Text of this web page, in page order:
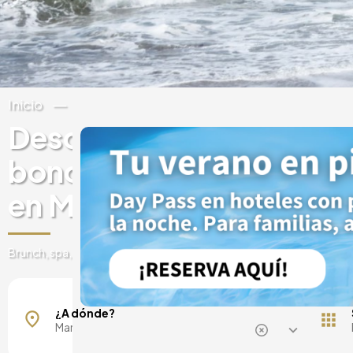
Inicio
Descubre experiencias
bonos regalo en
en Marbella
Brunch, spa, day pass, escapadas románticas y mucho más
¿A dónde?